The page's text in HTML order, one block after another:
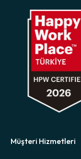
Müşteri Hizmetleri